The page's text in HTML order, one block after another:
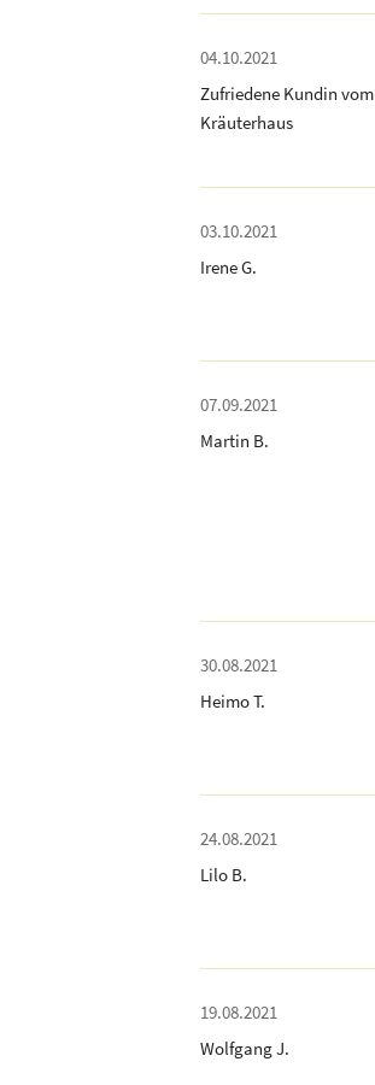
04.10.2021
Zufriedene Kundin vom
Kräuterhaus
03.10.2021
Irene G.
07.09.2021
Martin B.
30.08.2021
Heimo T.
24.08.2021
Lilo B.
19.08.2021
Wolfgang J.